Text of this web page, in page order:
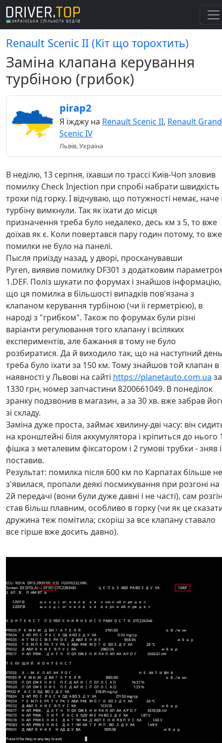
Renault Scenic II (Кіт що торохтить)
Заміна клапана керування
турбіною (грибок)
pirap2
Я їжджу на Renault Scenic II, Renault Grand
Scenic IV
Львів, Україна
В неділю, 13 серпня, їхавши по трассі Київ-Чоп зловив
помилку Check Injection при спробі набрати швидкість
трохи під горку. І відчуваю, що потужності немає, наче
турбіну вимкнули. Так як їхати до місця
призначення треба було недалеко, десь км з 5, то вже
доїхав як є. Коли повертався пару годин потому, то вже
помилки не було на панелі.
Пысля приїзду назад, у дворі, просканувавши
Pyren, виявив помилку DF301 з додатковим
1.DEF. Поліз шукати по форумах і знайшов інформацію,
що ця помилка в більшості випадків пов'язана з
клапаном керування турбіною (чи її герметрією), в
народі з "грибком". Також по форумах були різні
варіанти регулювання того клапану і всіляких
експериментів, але бажання в тому не було
розбиратися. Да й виходило так, що на наступний день
треба було їхати за 150 км. Тому знайшов той клапан в
наявності у Львові на сайті https://planetauto.com.ua за
1330 грн, номер запчастини 8200661049. В понеділок
зранку подзвонив в магазин, а за 30 хв. вже забрав
зі складу.
Заміна дуже проста, займає хвилину-дві часу: він
на кронштейні біля аккумулятора і кріпиться до нього
фішка з металевим фіксатором і 2 гумові трубки - зняв і
поставив.
Результат: помилка після 600 км по Карпатах більше не
з'явилася, пропали деякі посмикування при розгоні на
2й передачі (вони були дуже давні і не часті), сам
став більш плавним, особливо в горку (чи як це
дружина теж помітила; скоріш за все клапану ставало
все гірше вже досить давно).